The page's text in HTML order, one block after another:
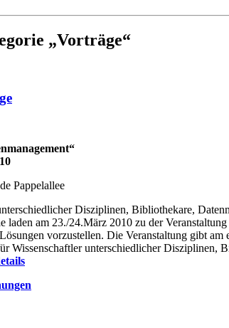
„Vorträge“
Pappelallee
Disziplinen, Bibliothekare,
am 23./24.März 2010 zu der
vorzustellen. Die Veranstaltung gibt
Wissenschaftler unterschiedlicher